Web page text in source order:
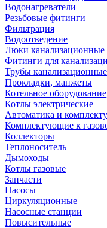
Водонагреватели
Резьбовые фитинги
Фильтрация
Водоотведение
Люки канализационные
Фитинги для
Трубы канализационные
Прокладки, манжеты
Котельное
Котлы электрические
Автоматика и
Комплектующие к
Коллекторы
Теплоноситель
Дымоходы
Котлы газовые
Запчасти
Насосы
Циркуляционные
Насосные станции
Повысительные